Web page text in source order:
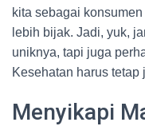
kita sebagai
lebih bijak. Jadi, yuk,
uniknya, tapi juga
Kesehatan harus
Menyikapi